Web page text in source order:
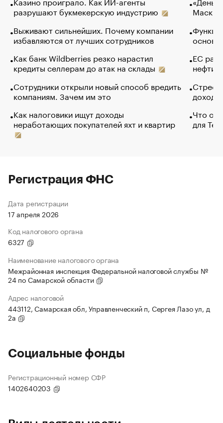
разрушают букмекерскую индустрию
Выживают сильнейших. Почему компании
избавляются от лучших сотрудников
Как банк Wildberries резко нарастил
кредиты селлерам до атак на склады
Сотрудники открыли новый способ вредить
компаниям. Зачем им это
Как налоговики ищут доходы
неработающих покупателей яхт и квартир
Маск в
основ
ЕС
нефти
Что
для
Регистрация ФНС
Дата регистрации
17 апреля 2026
Код налогового органа
6327
Наименование налогового органа
Межрайонная инспекция Федеральной налоговой службы №
24 по Самарской области
Адрес налоговой
443112, Самарская обл, Управленческий п, Сергея Лазо ул, д
2а
Социальные фонды
Регистрационный номер СФР
1402640203